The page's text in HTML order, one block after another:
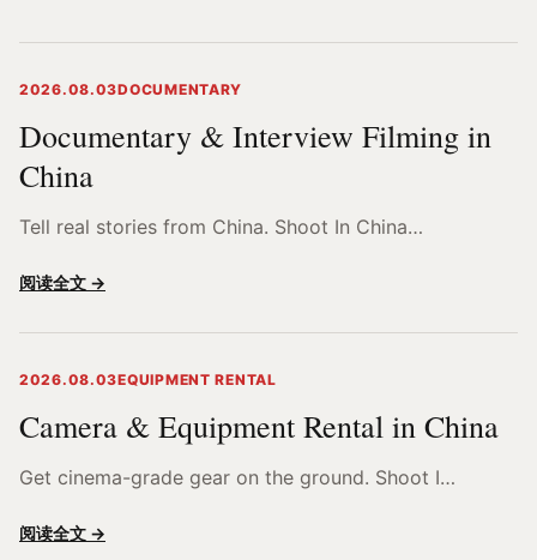
2026.08.03DOCUMENTARY
Documentary & Interview Filming in
China
Tell real stories from China. Shoot In China…
阅读全文 →
2026.08.03EQUIPMENT RENTAL
Camera & Equipment Rental in China
Get cinema-grade gear on the ground. Shoot I…
阅读全文 →